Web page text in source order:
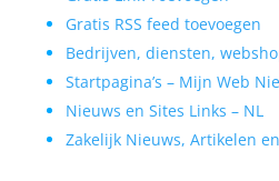
Gratis RSS feed toevoegen
Bedrijven, diensten,
Startpagina’s – Mijn Web
Nieuws en Sites Links – NL
Zakelijk Nieuws, Artikelen